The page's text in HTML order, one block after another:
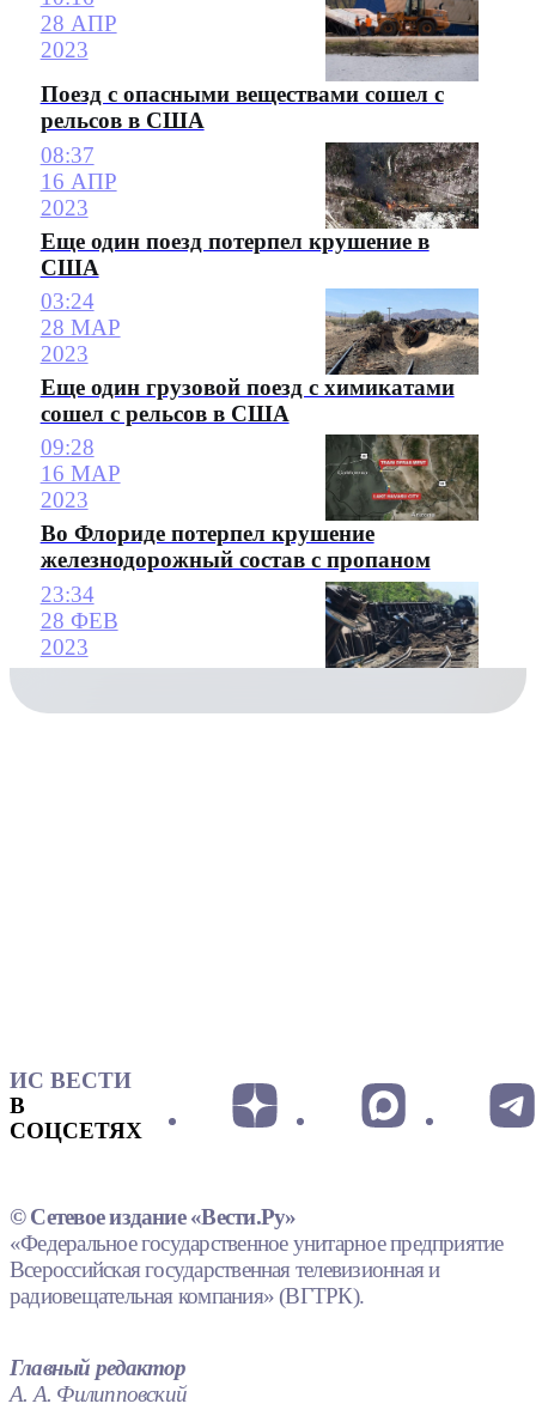
28 АПР
2023
Поезд с опасными веществами сошел с
рельсов в США
08:37
16 АПР
2023
Еще один поезд потерпел крушение в
США
03:24
28 МАР
2023
Еще один грузовой поезд с химикатами
сошел с рельсов в США
09:28
16 МАР
2023
Во Флориде потерпел крушение
железнодорожный состав с пропаном
23:34
28 ФЕВ
2023
ИС ВЕСТИ
В
СОЦСЕТЯХ
© Сетевое издание «Вести.Ру»
«Федеральное государственное унитарное предприятие
Всероссийская государственная телевизионная и
радиовещательная компания» (ВГТРК).
Главный редактор
А. А. Филипповский